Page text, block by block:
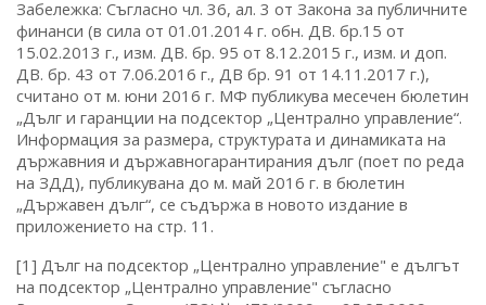
Забележка: Съгласно чл. 36, ал. 3 от Закона за публичните
финанси (в сила от 01.01.2014 г. обн. ДВ. бр.15 от
15.02.2013 г., изм. ДВ. бр. 95 от 8.12.2015 г., изм. и доп.
ДВ. бр. 43 от 7.06.2016 г., ДВ бр. 91 от 14.11.2017 г.),
считано от м. юни 2016 г. МФ публикува месечен бюлетин
„Дълг и гаранции на подсектор „Централно управление“.
Информация за размера, структурата и динамиката на
държавния и държавногарантирания дълг (поет по реда
на ЗДД), публикувана до м. май 2016 г. в бюлетин
„Държавен дълг“, се съдържа в новото издание в
приложението на стр. 11.
[1] Дълг на подсектор „Централно управление" е дългът
на подсектор „Централно управление" съгласно